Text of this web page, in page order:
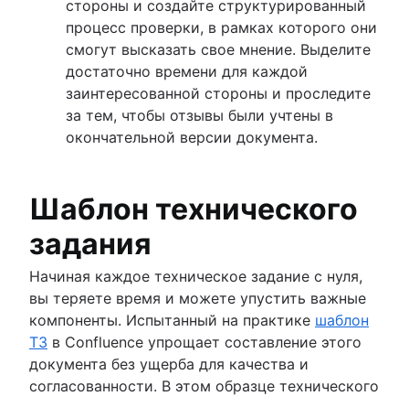
стороны и создайте структурированный
процесс проверки, в рамках которого они
смогут высказать свое мнение. Выделите
достаточно времени для каждой
заинтересованной стороны и проследите
за тем, чтобы отзывы были учтены в
окончательной версии документа.
Шаблон технического
задания
Начиная каждое техническое задание с нуля,
вы теряете время и можете упустить важные
компоненты. Испытанный на практике шаблон
ТЗ в Confluence упрощает составление этого
документа без ущерба для качества и
согласованности. В этом образце технического